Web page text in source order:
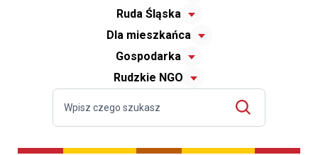
Ruda Śląska
Dla mieszkańca
Gospodarka
Rudzkie NGO